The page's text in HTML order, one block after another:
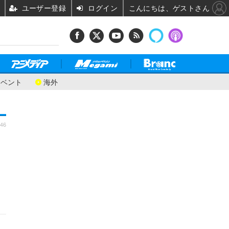
ント 海外
ユーザー登録 ログイン こんにちは、ゲストさん